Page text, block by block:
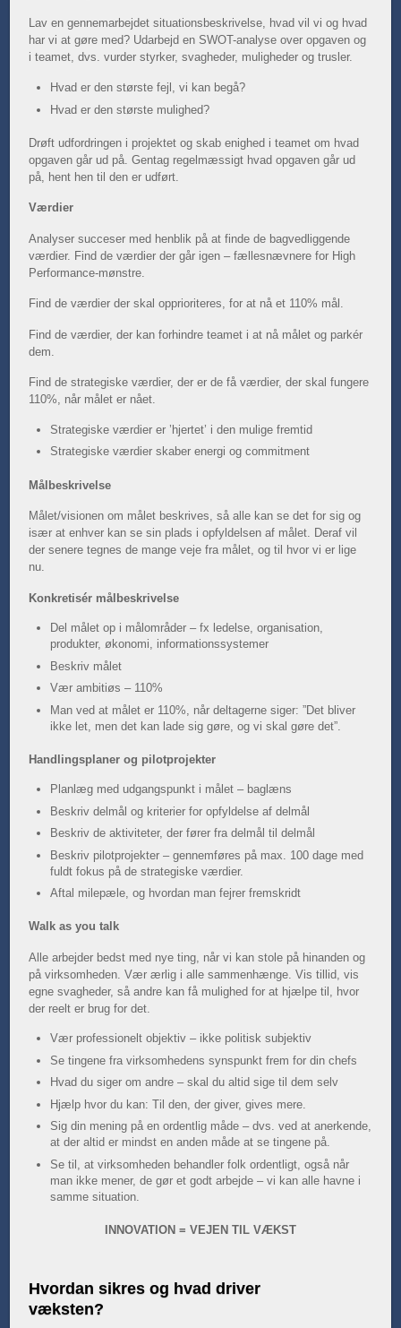
Lav en gennemarbejdet situationsbeskrivelse, hvad vil vi og hvad
har vi at gøre med? Udarbejd en SWOT-analyse over opgaven og
i teamet, dvs. vurder styrker, svagheder, muligheder og trusler.
Hvad er den største fejl, vi kan begå?
Hvad er den største mulighed?
Drøft udfordringen i projektet og skab enighed i teamet om hvad
opgaven går ud på. Gentag regelmæssigt hvad opgaven går ud
på, hent hen til den er udført.
Værdier
Analyser succeser med henblik på at finde de bagvedliggende
værdier. Find de værdier der går igen – fællesnævnere for High
Performance-mønstre.
Find de værdier der skal opprioriteres, for at nå et 110% mål.
Find de værdier, der kan forhindre teamet i at nå målet og parkér
dem.
Find de strategiske værdier, der er de få værdier, der skal fungere
110%, når målet er nået.
Strategiske værdier er ’hjertet’ i den mulige fremtid
Strategiske værdier skaber energi og commitment
Målbeskrivelse
Målet/visionen om målet beskrives, så alle kan se det for sig og
især at enhver kan se sin plads i opfyldelsen af målet. Deraf vil
der senere tegnes de mange veje fra målet, og til hvor vi er lige
nu.
Konkretisér målbeskrivelse
Del målet op i målområder – fx ledelse, organisation,
produkter, økonomi, informationssystemer
Beskriv målet
Vær ambitiøs – 110%
Man ved at målet er 110%, når deltagerne siger: ”Det bliver
ikke let, men det kan lade sig gøre, og vi skal gøre det”.
Handlingsplaner og pilotprojekter
Planlæg med udgangspunkt i målet – baglæns
Beskriv delmål og kriterier for opfyldelse af delmål
Beskriv de aktiviteter, der fører fra delmål til delmål
Beskriv pilotprojekter – gennemføres på max. 100 dage med
fuldt fokus på de strategiske værdier.
Aftal milepæle, og hvordan man fejrer fremskridt
Walk as you talk
Alle arbejder bedst med nye ting, når vi kan stole på hinanden og
på virksomheden. Vær ærlig i alle sammenhænge. Vis tillid, vis
egne svagheder, så andre kan få mulighed for at hjælpe til, hvor
der reelt er brug for det.
Vær professionelt objektiv – ikke politisk subjektiv
Se tingene fra virksomhedens synspunkt frem for din chefs
Hvad du siger om andre – skal du altid sige til dem selv
Hjælp hvor du kan: Til den, der giver, gives mere.
Sig din mening på en ordentlig måde – dvs. ved at anerkende,
at der altid er mindst en anden måde at se tingene på.
Se til, at virksomheden behandler folk ordentligt, også når
man ikke mener, de gør et godt arbejde – vi kan alle havne i
samme situation.
INNOVATION = VEJEN TIL VÆKST
Hvordan sikres og hvad driver
væksten?